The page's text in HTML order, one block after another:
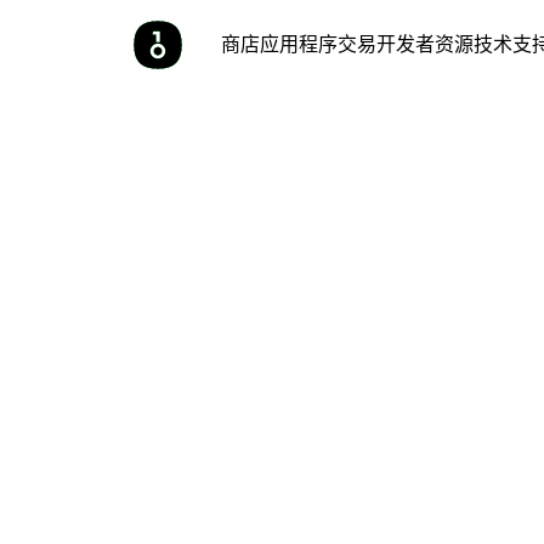
商店应用程序交易开发者资源技术支